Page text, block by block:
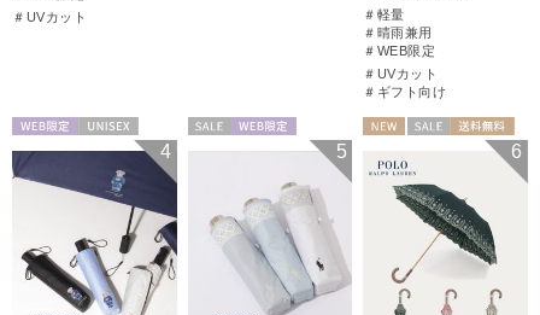
＃UVカット
＃軽量
＃晴雨兼用
＃WEB限定
＃UVカット
＃ギフト向け
4 5
送料無料
ギフト向け
6